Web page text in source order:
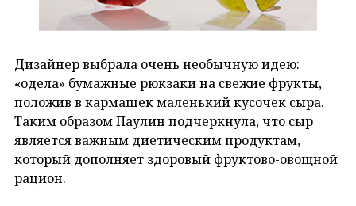
Дизайнер выбрала очень необычную идею:
«одела» бумажные рюкзаки на свежие фрукты,
положив в кармашек маленький кусочек сыра.
Таким образом Паулин подчеркнула, что сыр
является важным диетическим продуктам,
который дополняет здоровый фруктово-овощной
рацион.